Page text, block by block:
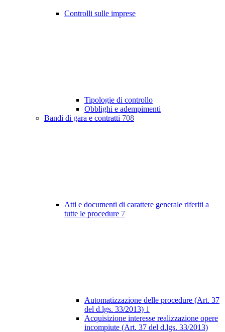
Controlli sulle imprese
Tipologie di controllo
Obblighi e adempimenti
Bandi di gara e contratti 708
Atti e documenti di carattere generale riferiti a
tutte le procedure 7
Automatizzazione delle procedure (Art. 37
del d.lgs. 33/2013) 1
Acquisizione interesse realizzazione opere
incompiute (Art. 37 del d.lgs. 33/2013)